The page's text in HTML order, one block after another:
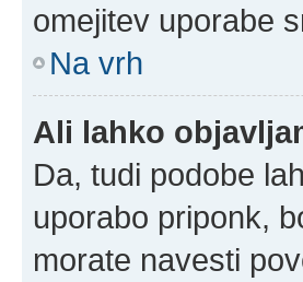
omejitev uporabe
Na vrh
Ali lahko
Da, tudi podobe
uporabo priponk,
morate navesti